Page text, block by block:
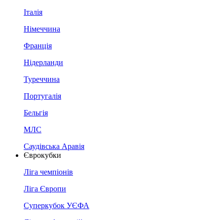
Італія
Німеччина
Франція
Нідерланди
Туреччина
Португалія
Бельгія
МЛС
Саудівська Аравія
Єврокубки
Ліга чемпіонів
Ліга Європи
Суперкубок УЄФА